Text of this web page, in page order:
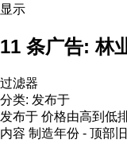
显示
11 条广告:林
过滤器
分类: 发布于
发布于 价格由高到低
内容 制造年份 - 顶部